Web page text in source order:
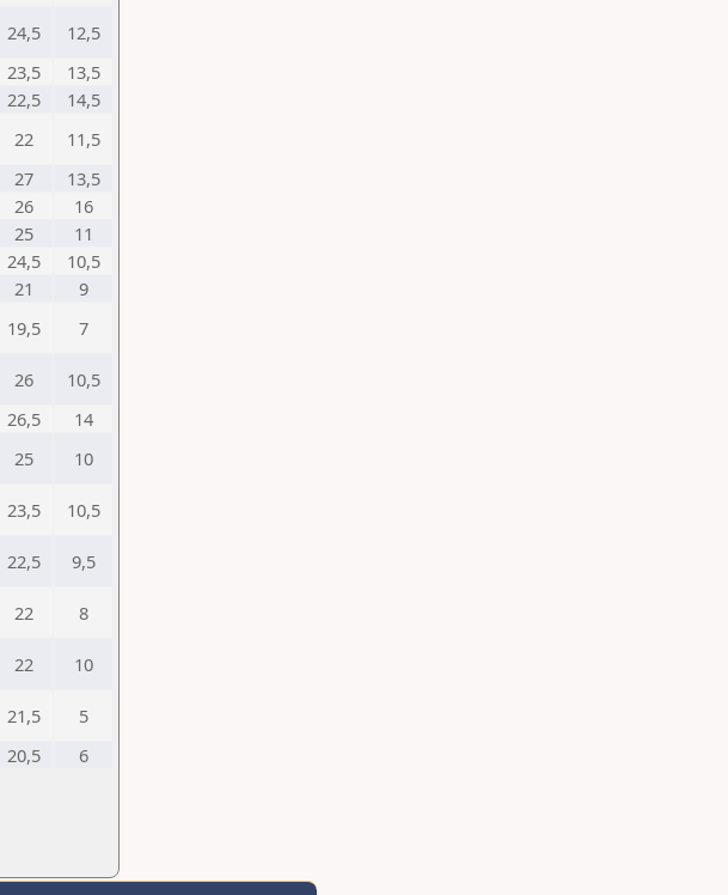
24,5
12,5
23,5
13,5
22,5
14,5
22
11,5
27
13,5
26
16
25
11
24,5
10,5
21
9
19,5 7
26
10,5
26,5
14
25 10
23,5 10,5
22,5 9,5
22 8
22 10
21,5
5
20,5
6